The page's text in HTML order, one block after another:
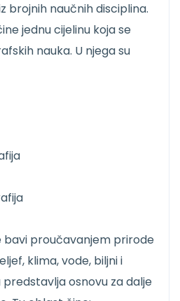
brojnih naučnih disciplina.
jednu cijelinu koja se
nauka. U njega su
bavi proučavanjem prirode
klima, vode, biljni i
predstavlja osnovu za dalje